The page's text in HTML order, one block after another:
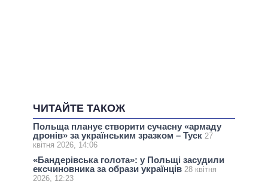
ЧИТАЙТЕ ТАКОЖ
Польща планує створити сучасну «армаду
дронів» за українським зразком – Туск 27
квітня 2026, 14:06
«Бандерівська голота»: у Польщі засудили
ексчиновника за образи українців 28 квітня
2026, 12:23